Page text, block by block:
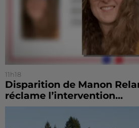
11h18
Disparition de Manon
réclame l’intervention...